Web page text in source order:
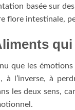
basée sur
flore intestinale,
que les
à l’inverse, à
les deux sens,